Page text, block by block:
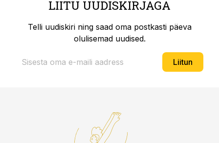
LIITU UUDISKIRJAGA
Telli uudiskiri ning saad oma postkasti päeva
olulisemad uudised.
Liitun